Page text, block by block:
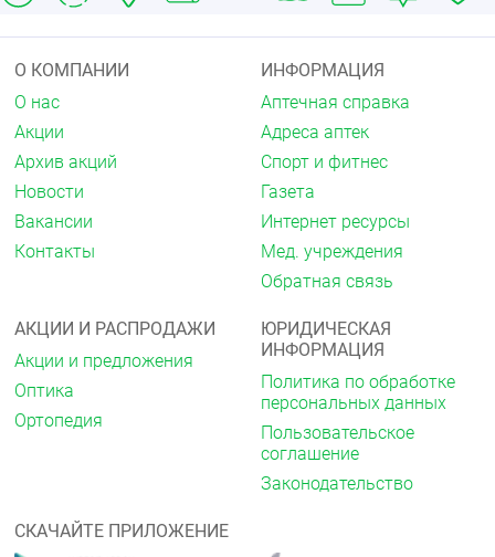
О КОМПАНИИ
О нас
Акции
Архив акций
Новости
Вакансии
Контакты
ИНФОРМАЦИЯ
Аптечная справка
Адреса аптек
Спорт и фитнес
Газета
Интернет ресурсы
Мед. учреждения
Обратная связь
АКЦИИ И РАСПРОДАЖИ
Акции и предложения
Оптика
Ортопедия
ЮРИДИЧЕСКАЯ
ИНФОРМАЦИЯ
Политика по обработке
персональных данных
Пользовательское
соглашение
Законодательство
СКАЧАЙТЕ ПРИЛОЖЕНИЕ